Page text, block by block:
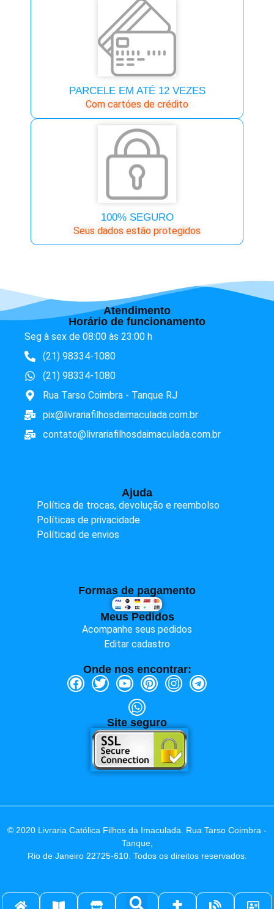
PARCELE EM ATÉ 12 VEZES
Com cartóes de crédito
100% SEGURO
Seus dados estão protegidos
Atendimento
Horário de funcionamento
Seg à sex de 08:00 às 23:00 h
(21) 98334-1080
(21) 98334-1080
Rua Tarso Coimbra - Tanque RJ
pix@livrariafilhosdaimaculada.com.br
contato@livrariafilhosdaimaculada.com.br
Ajuda
Política de trocas, devolução e reembolso
Políticas de privacidade
Políticad de envios
Formas de pagamento
Meus Pedidos
Acompanhe seus pedidos
Editar cadastro
Onde nos encontrar:
Site seguro
© 2020 Livraria Católica Filhos da Imaculada. Rua Tarso Coimbra -
Tanque,
Rio de Janeiro 22725-610. Todos os direitos reservados.